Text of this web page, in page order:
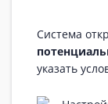
Система
указать